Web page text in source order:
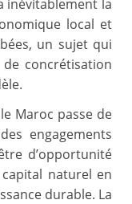
inévitablement la
local et
un sujet qui
concrétisation
Maroc passe de
engagements
d’opportunité
naturel en
durable. La